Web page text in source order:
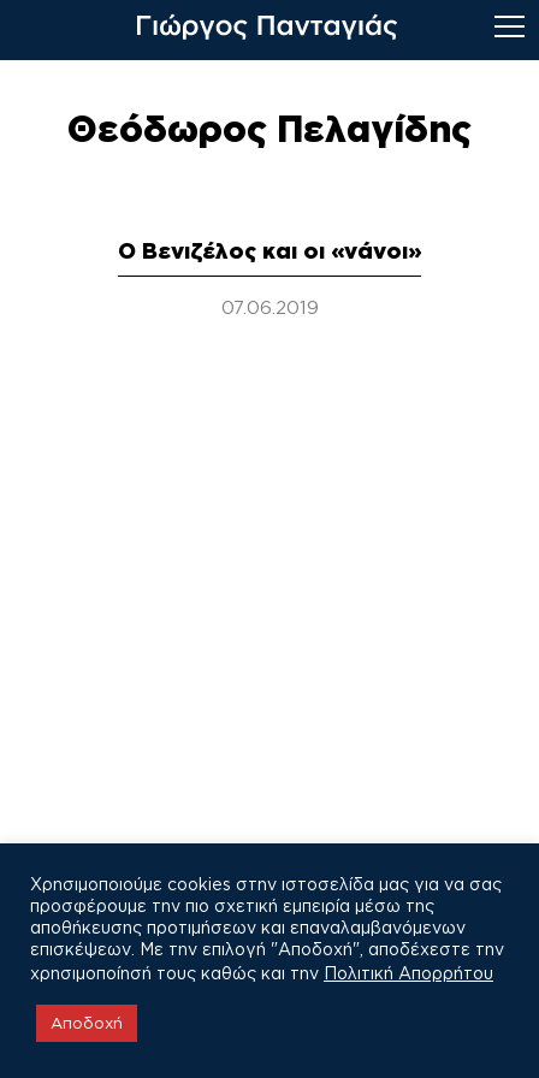
contentΘεόδωρος Πελαγίδης
Ο Βενιζέλος και οι «νάνοι»
07.06.2019
Χρησιμοποιούμε cookies στην ιστοσελίδα μας για να σας
προσφέρουμε την πιο σχετική εμπειρία μέσω της
αποθήκευσης προτιμήσεων και επαναλαμβανόμενων
επισκέψεων. Με την επιλογή "Αποδοχή", αποδέχεστε την
χρησιμοποίησή τους καθώς και την Πολιτική Απορρήτου
Αποδοχή